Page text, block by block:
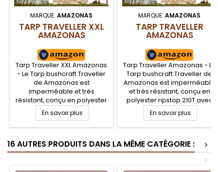
MARQUE: AMAZONAS
TARP TRAVELLER XXL
AMAZONAS
Tarp Traveller XXL Amazonas
- Le Tarp bushcraft Traveller
de Amazonas est
imperméable et très
résistant, conçu en polyester
ripstop 210T avec revêtement
PU. Utile contre le vent, la
pluie et les intempéries, ce
compagnon pour de
nombreuses nuits dans la
En savoir plus
MARQUE: AMAZONAS
TARP TRAVELLER
AMAZONAS
Tarp Traveller Amazonas - Le
Tarp bushcraft Traveller de
Amazonas est imperméable
et très résistant, conçu en
polyester ripstop 210T avec
revêtement PU. Utile contre le
vent, la pluie et les
intempéries, ce tarp léger
de nombreuses nuits dans la
nature. Le Traveller Tarp
s'accroche et se tend sur les
En savoir plus
16 AUTRES PRODUITS DANS LA MÊME CATÉGORIE :
>
<